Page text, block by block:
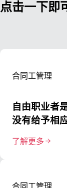
点击一下即
合同工管理
自由职业者
没有给予相
了解更多